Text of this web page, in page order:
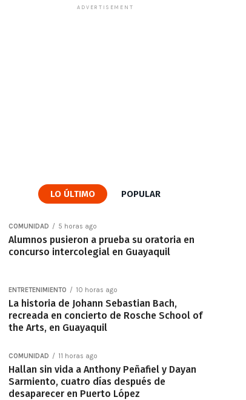
ADVERTISEMENT
LO ÚLTIMO POPULAR
COMUNIDAD 5 horas ago
Alumnos pusieron a prueba su oratoria en
concurso intercolegial en Guayaquil
ENTRETENIMIENTO 10 horas ago
La historia de Johann Sebastian Bach,
recreada en concierto de Rosche School of
the Arts, en Guayaquil
COMUNIDAD 11 horas ago
Hallan sin vida a Anthony Peñafiel y Dayan
Sarmiento, cuatro días después de
desaparecer en Puerto López